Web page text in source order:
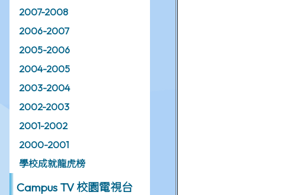
2007-2008
2006-2007
2005-2006
2004-2005
2003-2004
2002-2003
2001-2002
2000-2001
學校成就龍虎榜
Campus TV 校園電視台